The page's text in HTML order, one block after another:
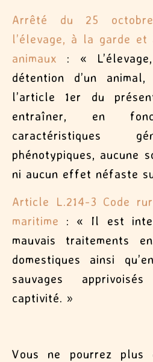
Arrêté du 25
l’élevage, à la garde
animaux : «
détention d’un
l’article 1er du
entraîner, en
caractéristiques
phénotypiques, aucune
ni aucun effet néfaste
Article L.214-3 Code
maritime : « Il est
mauvais traitements
domestiques ainsi
sauvages
captivité. »
Vous ne pourrez plus